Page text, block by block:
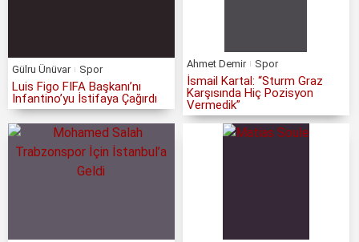
Gülru Ünüvar Spor
Luis Figo FIFA Başkanı’nı
Infantino’yu İstifaya Çağırdı
Ahmet Demir Spor
İsmail Kartal: “Sturm Graz
Karşısında Hiç Pozisyon
Vermedik”